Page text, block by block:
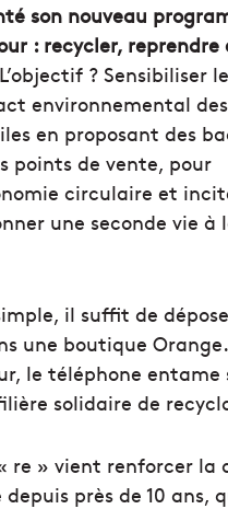
son nouveau
: recycler, reprendre
? Sensibiliser
environnemental des
en proposant des
points de vente, pour
circulaire et
une seconde vie à
il suffit de
une boutique
le téléphone entame
solidaire de
re » vient renforcer la
près de 10 ans,